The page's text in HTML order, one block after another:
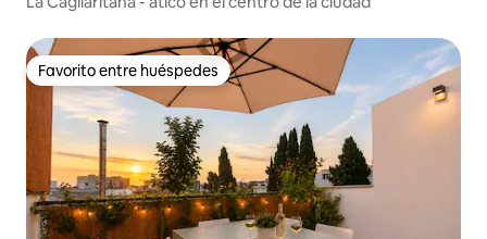
Favorito entre huéspedes
Favorito entre huéspedes